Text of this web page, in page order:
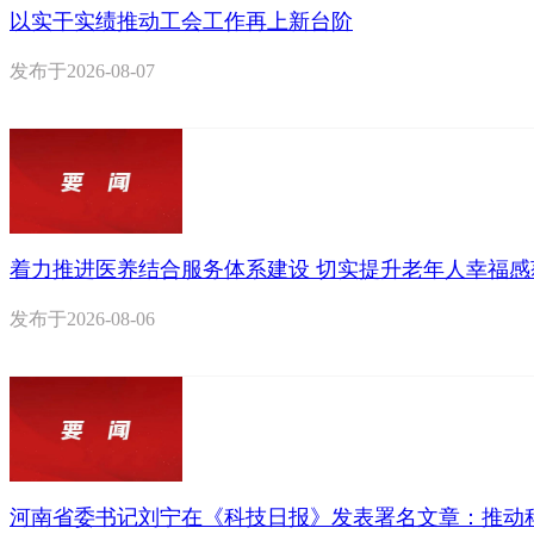
以实干实绩推动工会工作再上新台阶
发布于2026-08-07
着力推进医养结合服务体系建设 切实提升老年人幸福
发布于2026-08-06
河南省委书记刘宁在《科技日报》发表署名文章：推动